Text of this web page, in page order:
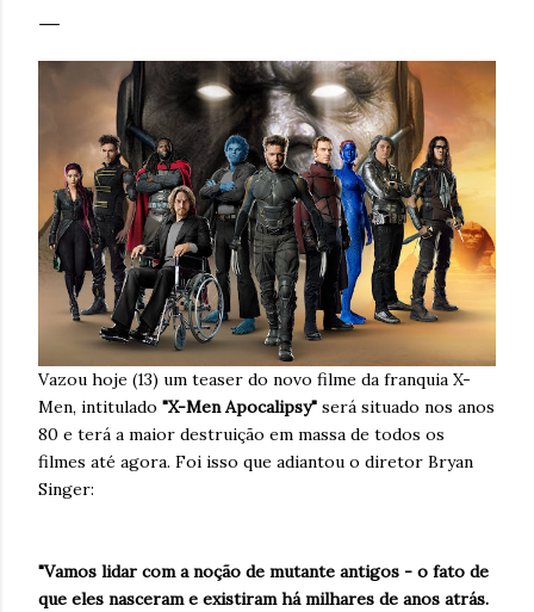
Vazou hoje (13) um teaser do novo filme da franquia X-
Men, intitulado "X-Men Apocalipsy" será situado nos anos
80 e terá a maior destruição em massa de todos os
filmes até agora. Foi isso que adiantou o diretor Bryan
Singer:
"Vamos lidar com a noção de mutante antigos - o fato de
que eles nasceram e existiram há milhares de anos atrás.